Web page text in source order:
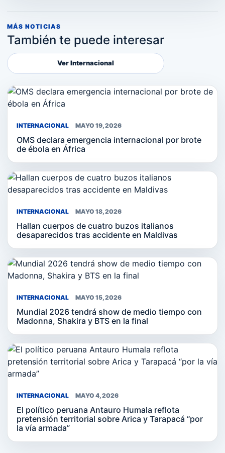
MÁS NOTICIAS
También te puede interesar
Ver Internacional
INTERNACIONAL MAYO 19, 2026
OMS declara emergencia internacional por brote
de ébola en África
INTERNACIONAL MAYO 18, 2026
Hallan cuerpos de cuatro buzos italianos
desaparecidos tras accidente en Maldivas
INTERNACIONAL MAYO 15, 2026
Mundial 2026 tendrá show de medio tiempo con
Madonna, Shakira y BTS en la final
INTERNACIONAL MAYO 4, 2026
El político peruana Antauro Humala reflota
pretensión territorial sobre Arica y Tarapacá “por
la vía armada”